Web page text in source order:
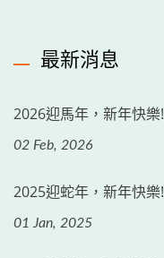
最新消息
2026迎馬年，新年快樂!
02 Feb, 2026
2025迎蛇年，新年快樂!
01 Jan, 2025